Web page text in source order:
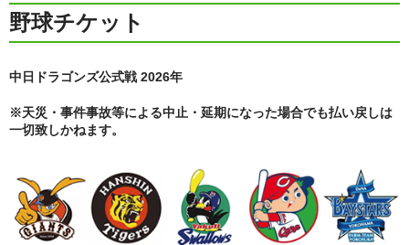
野球チケット
中日ドラゴンズ公式戦 2026年
※天災・事件事故等による中止・延期になった場合でも払い戻しは
一切致しかねます。